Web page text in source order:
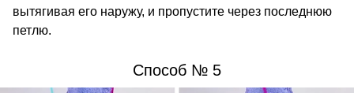
вытягивая его наружу, и пропустите через последнюю
петлю.
Способ № 5